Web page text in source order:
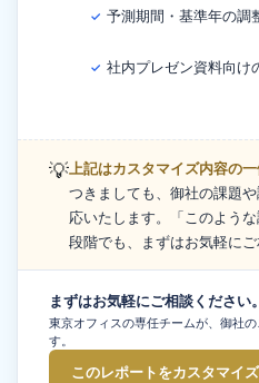
✓ 予測期間・基準年の調
✓ 社内プレゼン資料向
💡上記はカスタマイズ内容の一
つきましても、御社の課題
応いたします。「このよう
段階でも、まずはお気軽にご
まずはお気軽にご相談ください。
東京オフィスの専任チームが、御社
す。
このレポートをカスタマイズ